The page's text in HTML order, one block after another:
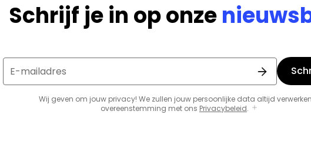
Schrijf je in op onze
E-mailadres
Wij geven om jouw privacy! We zullen jouw persoonlijke data altijd
overeenstemming met ons Privacybeleid.